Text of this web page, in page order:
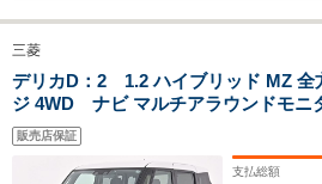
三菱
デリカD：2 1.2 ハイブリッド MZ 全
ジ 4WD ナビ マルチアラウンドモニ
イドドア 前席ウォークスルー ドライ
レーンキープアシスト 横滑り防止装置
販売店保証
支払総額